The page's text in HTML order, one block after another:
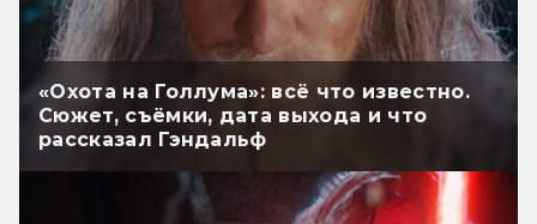
«Охота на Голлума»: всё что известно.
Сюжет, съёмки, дата выхода и что
рассказал Гэндальф